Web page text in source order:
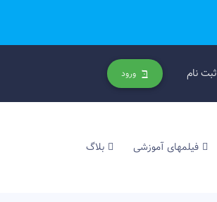
ثبت نام ورود
فیلمهای آموزشی بلاگ